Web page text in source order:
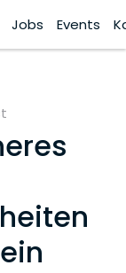
Jobs Events